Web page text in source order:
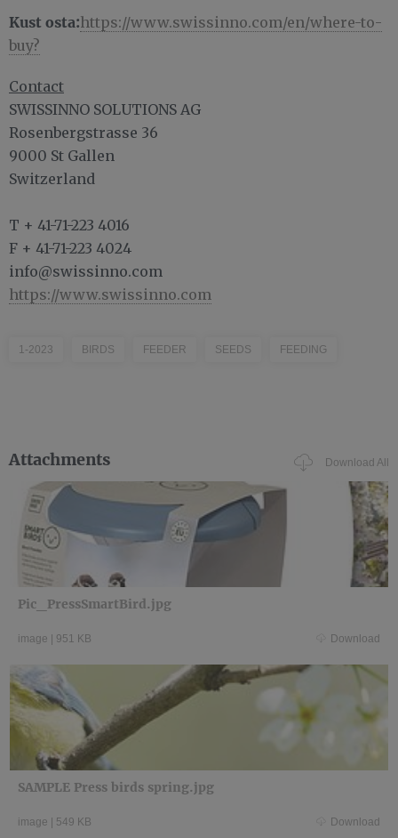
Kust osta:https://www.swissinno.com/en/where-to-
buy?
Contact
SWISSINNO SOLUTIONS AG
Rosenbergstrasse 36
9000 St Gallen
Switzerland
T + 41-71-223 4016
F + 41-71-223 4024
info@swissinno.com
https://www.swissinno.com
1-2023 BIRDS FEEDER SEEDS FEEDING
Attachments Download All
Pic_PressSmartBird.jpg
image | 951 KB Download
SAMPLE Press birds spring.jpg
image | 549 KB Download